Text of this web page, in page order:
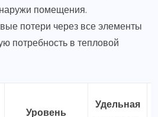
помещения.
потери через все элементы
потребность в тепловой
Уровень
Удельная